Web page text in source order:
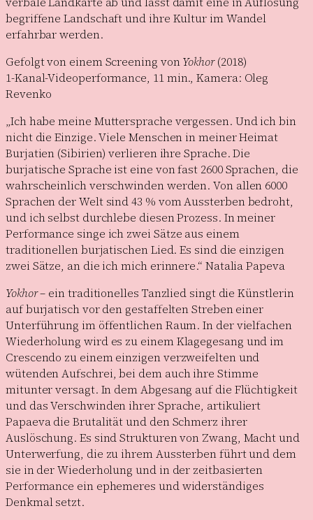
begriffene Landschaft und ihre Kultur im Wandel
erfahrbar werden.
Gefolgt von einem Screening vonYokhor(2018)
1-Kanal-Videoperformance, 11 min., Kamera: Oleg
Revenko
„Ich habe meine Muttersprache vergessen. Und ich bin
nicht die Einzige. Viele Menschen in meiner Heimat
Burjatien (Sibirien) verlieren ihre Sprache. Die
burjatische Sprache ist eine von fast 2600 Sprachen, die
wahrscheinlich verschwinden werden. Von allen 6000
Sprachen der Welt sind 43 % vom Aussterben bedroht,
und ich selbst durchlebe diesen Prozess. In meiner
Performance singe ich zwei Sätze aus einem
traditionellen burjatischen Lied. Es sind die einzigen
zwei Sätze, an die ich mich erinnere.“ Natalia Papeva
Yokhor– ein traditionelles Tanzlied singt die Künstlerin
auf burjatisch vor den gestaffelten Streben einer
Unterführung im öffentlichen Raum. In der vielfachen
Wiederholung wird es zu einem Klagegesang und im
Crescendo zu einem einzigen verzweifelten und
wütenden Aufschrei, bei dem auch ihre Stimme
mitunter versagt. In dem Abgesang auf die Flüchtigkeit
und das Verschwinden ihrer Sprache, artikuliert
Papaeva die Brutalität und den Schmerz ihrer
Auslöschung. Es sind Strukturen von Zwang, Macht und
Unterwerfung, die zu ihrem Aussterben führt und dem
sie in der Wiederholung und in der zeitbasierten
Performance ein ephemeres und widerständiges
Denkmal setzt.